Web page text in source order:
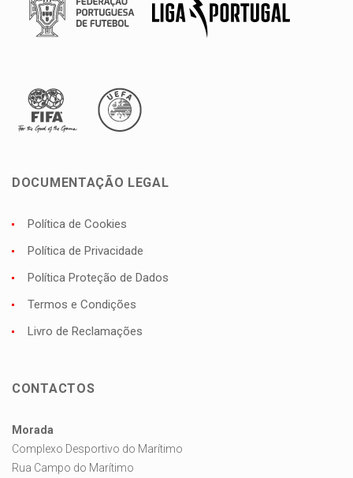
DOCUMENTAÇÃO LEGAL
Política de Cookies
Política de Privacidade
Política Proteção de Dados
Termos e Condições
Livro de Reclamações
CONTACTOS
Morada
Complexo Desportivo do Marítimo
Rua Campo do Marítimo